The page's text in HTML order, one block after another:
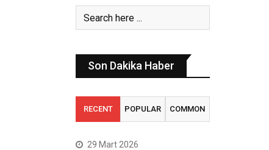
Son Dakika Haber
RECENT POPULAR COMMON
29 Mart 2026